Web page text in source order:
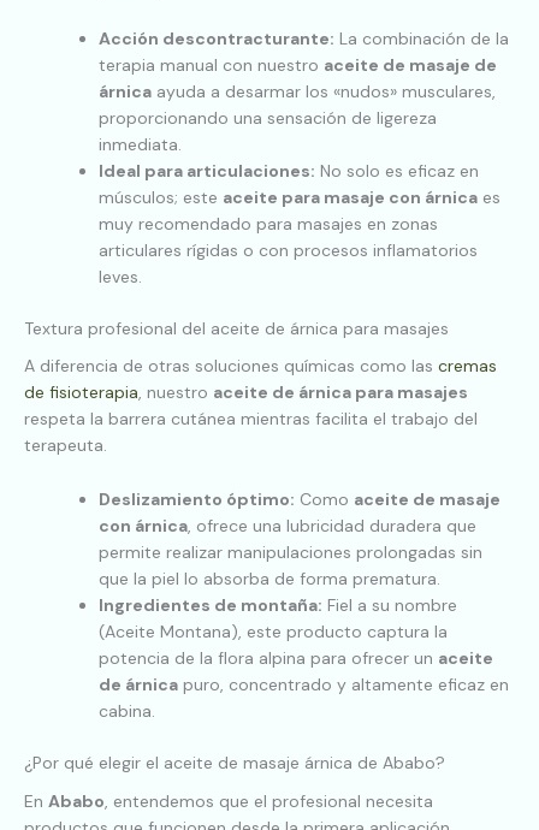
Acción descontracturante: La combinación de la
terapia manual con nuestro aceite de masaje de
árnica ayuda a desarmar los «nudos» musculares,
proporcionando una sensación de ligereza
inmediata.
Ideal para articulaciones: No solo es eficaz en
músculos; este aceite para masaje con árnica es
muy recomendado para masajes en zonas
articulares rígidas o con procesos inflamatorios
leves.
Textura profesional del aceite de árnica para masajes
A diferencia de otras soluciones químicas como las cremas
de fisioterapia, nuestro aceite de árnica para masajes
respeta la barrera cutánea mientras facilita el trabajo del
terapeuta.
Deslizamiento óptimo: Como aceite de masaje
con árnica, ofrece una lubricidad duradera que
permite realizar manipulaciones prolongadas sin
que la piel lo absorba de forma prematura.
Ingredientes de montaña: Fiel a su nombre
(Aceite Montana), este producto captura la
potencia de la flora alpina para ofrecer un aceite
de árnica puro, concentrado y altamente eficaz en
cabina.
¿Por qué elegir el aceite de masaje árnica de Ababo?
En Ababo , entendemos que el profesional necesita